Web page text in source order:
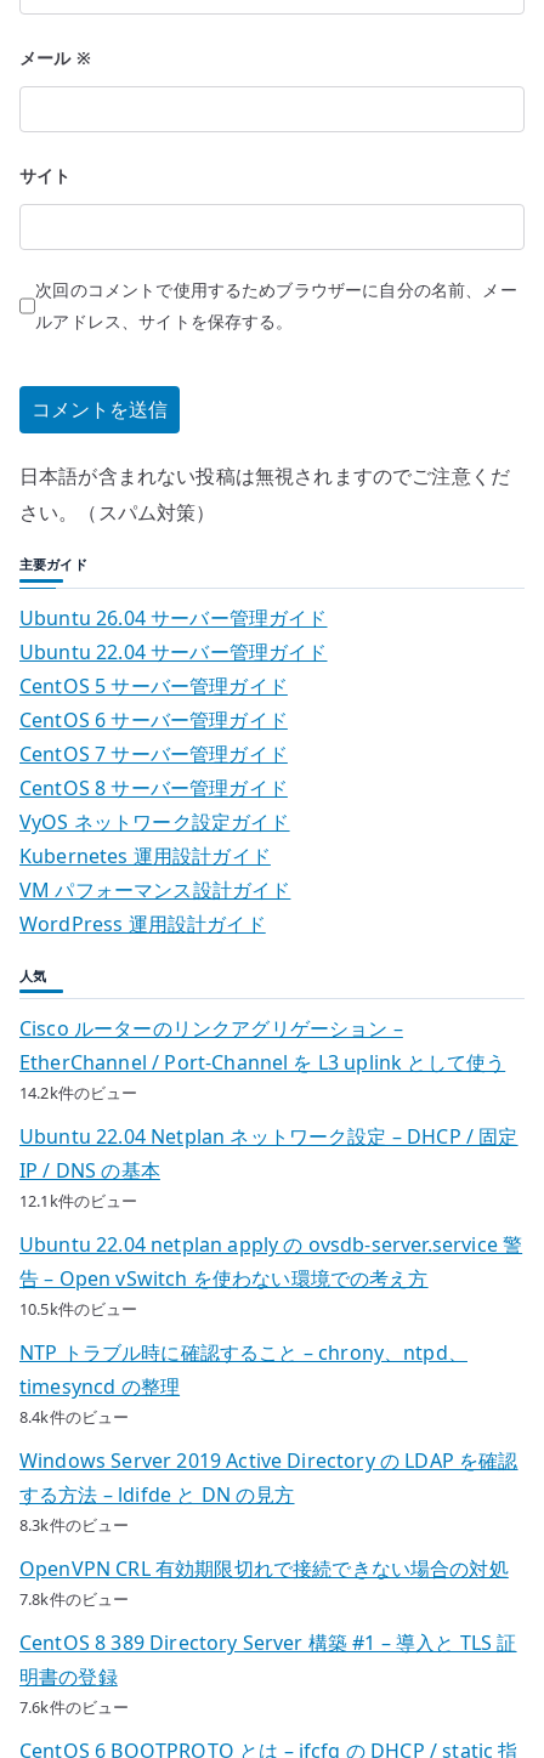
メール ※
サイト
次回のコメントで使用するためブラウザーに自分の名前、メー
ルアドレス、サイトを保存する。
日本語が含まれない投稿は無視されますのでご注意くだ
さい。（スパム対策）
主要ガイド
Ubuntu 26.04 サーバー管理ガイド
Ubuntu 22.04 サーバー管理ガイド
CentOS 5 サーバー管理ガイド
CentOS 6 サーバー管理ガイド
CentOS 7 サーバー管理ガイド
CentOS 8 サーバー管理ガイド
VyOS ネットワーク設定ガイド
Kubernetes 運用設計ガイド
VM パフォーマンス設計ガイド
WordPress 運用設計ガイド
人気
Cisco ルーターのリンクアグリゲーション –
EtherChannel / Port-Channel を L3 uplink として使う
14.2k件のビュー
Ubuntu 22.04 Netplan ネットワーク設定 – DHCP / 固定
IP / DNS の基本
12.1k件のビュー
Ubuntu 22.04 netplan apply の ovsdb-server.service 警
告 – Open vSwitch を使わない環境での考え方
10.5k件のビュー
NTP トラブル時に確認すること – chrony、ntpd、
timesyncd の整理
8.4k件のビュー
Windows Server 2019 Active Directory の LDAP を確認
する方法 – ldifde と DN の見方
8.3k件のビュー
OpenVPN CRL 有効期限切れで接続できない場合の対処
7.8k件のビュー
CentOS 8 389 Directory Server 構築 #1 – 導入と TLS 証
明書の登録
7.6k件のビュー
CentOS 6 BOOTPROTO とは – ifcfg の DHCP / static 指